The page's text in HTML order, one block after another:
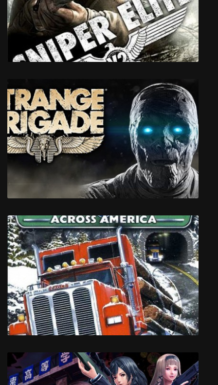
Desire
Sniper Elite 2
Strange Brigade